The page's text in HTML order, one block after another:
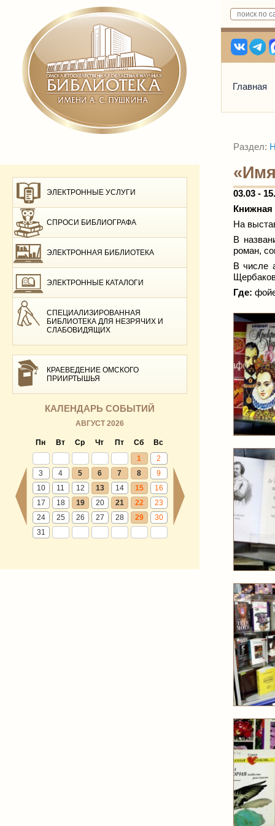
Главная
ЭЛЕКТРОННЫЕ УСЛУГИ
СПРОСИ БИБЛИОГРАФА
ЭЛЕКТРОННАЯ БИБЛИОТЕКА
ЭЛЕКТРОННЫЕ КАТАЛОГИ
СПЕЦИАЛИЗИРОВАННАЯ
БИБЛИОТЕКА ДЛЯ НЕЗРЯЧИХ И
СЛАБОВИДЯЩИХ
КРАЕВЕДЕНИЕ ОМСКОГО
ПРИИРТЫШЬЯ
КАЛЕНДАРЬ СОБЫТИЙ
АВГУСТ 2026
Пн Вт Ср Чт Пт Сб
Вс
1
2
3
4 5 6 7 8
9
10
11 12 13 14 15
16
17
18 19 20 21 22
23
24
25 26 27 28 29
30
31
Раздел:
03.03 -
Книжная
На
В
роман,
В числе
Где: